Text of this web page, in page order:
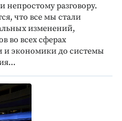
разговору.
что все мы стали
изменений,
во всех сферах
и экономики до системы